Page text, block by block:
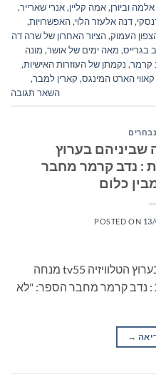
אלמה וביורן,אמה קליין,אנרי שארייר,
,דנה אלעזר הלוי,האפשרויות,
העמוק,הציור האחרון של שרה דה
בגרייס, מאה ימים של אושר, מונה
קרמר, נקמתן של העוזרות האישיות,
קאווי הארט המינגס, קארין למבר,
השאר תגובה
שביניהם בערוץ
: נדב קרמר מחבר
כלום
POSTED ON
״ספרים סופרים ומה שביניהם״ בערוץ הטלוויזיה tv55 מנחה
: נדב קרמר מחבר הספר: "לא
→